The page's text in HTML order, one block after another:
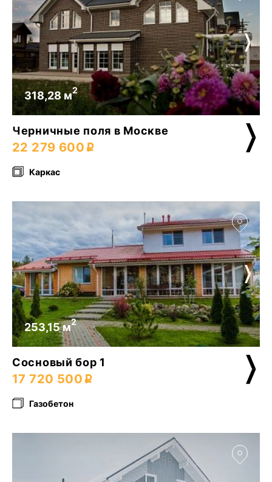
318,28 м2
Черничные поля в Москве
22 279 600
Каркас
253,15 м2
Сосновый бор 1
17 720 500
Газобетон